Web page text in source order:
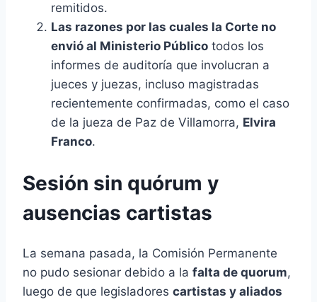
remitidos.
Las razones por las cuales la Corte no
envió al Ministerio Público todos los
informes de auditoría que involucran a
jueces y juezas, incluso magistradas
recientemente confirmadas, como el caso
de la jueza de Paz de Villamorra, Elvira
Franco.
Sesión sin quórum y
ausencias cartistas
La semana pasada, la Comisión Permanente
no pudo sesionar debido a la falta de quorum,
luego de que legisladores cartistas y aliados